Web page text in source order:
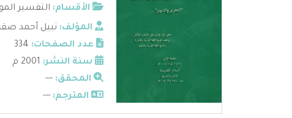
الأقسام: التفسير
المؤلف: نبيل أحمد
عدد الصفحات:
سنة النشر:
المحقق: ---
المترجم: ---